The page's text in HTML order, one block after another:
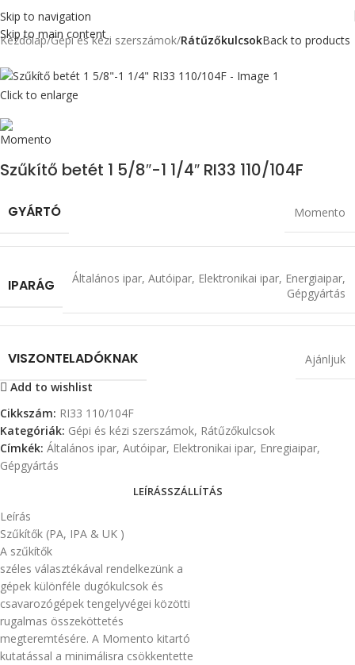
Skip to navigation
Skip to main content
Kezdőlap Gépi és kézi szerszámok RátűzőkulcsokBack to products
Click to enlarge
Szűkítő betét 1 5/8″-1 1/4″ RI33 110/104F
GYÁRTÓ Momento
IPARÁG Általános ipar, Autóipar, Elektronikai ipar, Energiaipar,
Gépgyártás
VISZONTELADÓKNAK
Ajánljuk
Add to wishlist
Cikkszám: RI33 110/104F
Kategóriák: Gépi és kézi szerszámok, Rátűzőkulcsok
Címkék: Általános ipar, Autóipar, Elektronikai ipar, Enregiaipar,
Gépgyártás
LEÍRÁSSZÁLLÍTÁS
Leírás
Szűkítők (PA, IPA & UK )
A szűkítők
széles választékával rendelkezünk a
gépek különféle dugókulcsok és
csavarozógépek tengelyvégei közötti
rugalmas összeköttetés
megteremtésére. A Momento kitartó
kutatással a minimálisra csökkentette